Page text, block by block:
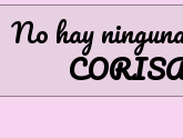
No hay